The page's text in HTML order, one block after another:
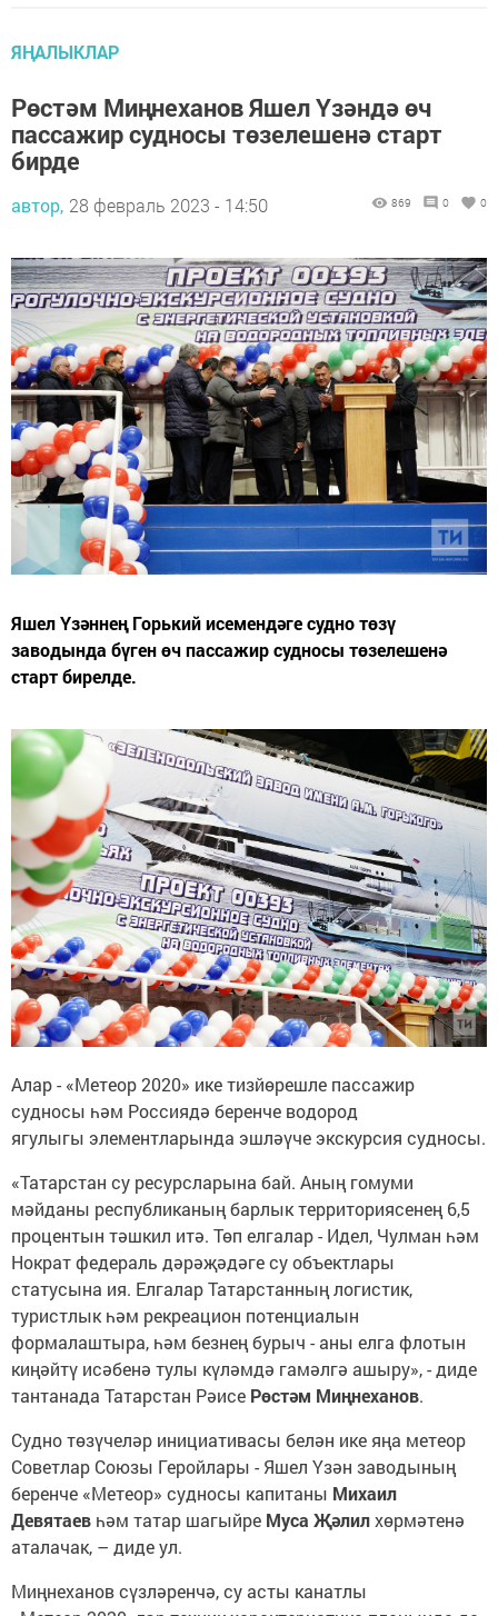
ЯҢАЛЫКЛАР
Рөстәм Миңнеханов Яшел Үзәндә өч
пассажир судносы төзелешенә старт
бирде
автор, 28 февраль 2023 - 14:50 869 0 0
Яшел Үзәннең Горький исемендәге судно төзү
заводында бүген өч пассажир судносы төзелешенә
старт бирелде.
Алар - «Метеор 2020» ике тизйөрешле пассажир
судносы һәм Россиядә беренче водород
ягулыгы элементларында эшләүче экскурсия судносы.
«Татарстан су ресурсларына бай. Аның гомуми
мәйданы республиканың барлык территориясенең 6,5
процентын тәшкил итә. Төп елгалар - Идел, Чулман һәм
Нократ федераль дәрәҗәдәге су объектлары
статусына ия. Елгалар Татарстанның логистик,
туристлык һәм рекреацион потенциалын
формалаштыра, һәм безнең бурыч - аны елга флотын
киңәйтү исәбенә тулы күләмдә гамәлгә ашыру», - диде
тантанада Татарстан Рәисе Рөстәм Миңнеханов.
Судно төзүчеләр инициативасы белән ике яңа метеор
Советлар Союзы Геройлары - Яшел Үзән заводының
беренче «Метеор» судносы капитаны Михаил
Девятаев һәм татар шагыйре Муса Җәлилхөрмәтенә
аталачак, – диде ул.
Миңнеханов сүзләренчә, су асты канатлы